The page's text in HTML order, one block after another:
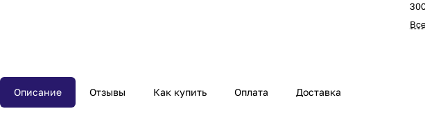
Описание Отзывы Как купить Оплата Доставка